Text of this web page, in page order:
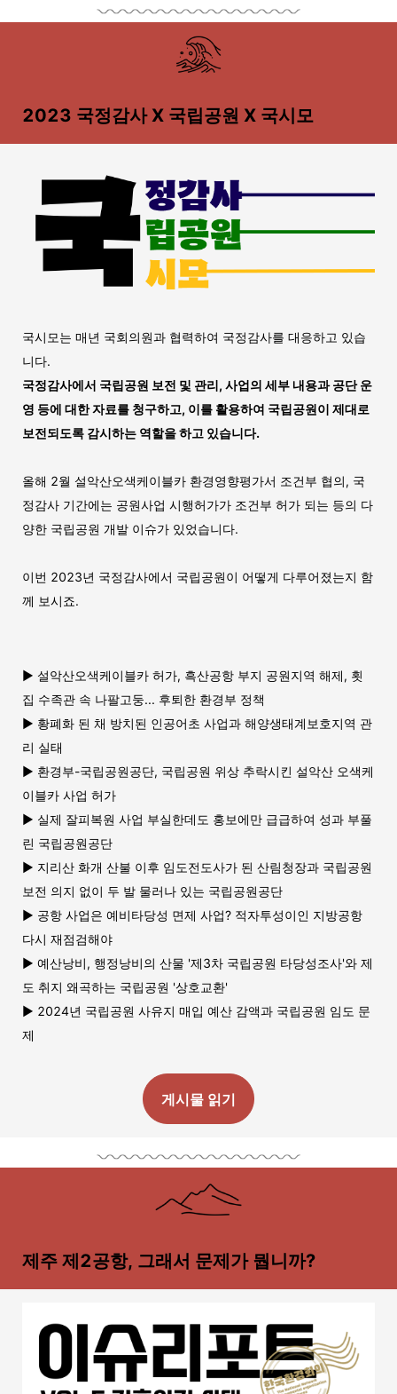
2023 국정감사 X 국립공원 X 국시모
국시모는 매년 국회의원과 협력하여 국정감사를 대응하고 있습
니다.
국정감사에서 국립공원 보전 및 관리, 사업의 세부 내용과 공단 운
영 등에 대한 자료를 청구하고, 이를 활용하여 국립공원이 제대로
보전되도록 감시하는 역할을 하고 있습니다.
올해 2월 설악산오색케이블카 환경영향평가서 조건부 협의, 국
정감사 기간에는 공원사업 시행허가가 조건부 허가 되는 등의 다
양한 국립공원 개발 이슈가 있었습니다.
이번 2023년 국정감사에서 국립공원이 어떻게 다루어졌는지 함
께 보시죠.
▶ 설악산오색케이블카 허가, 흑산공항 부지 공원지역 해제, 횟
집 수족관 속 나팔고둥... 후퇴한 환경부 정책
▶ 황폐화 된 채 방치된 인공어초 사업과 해양생태계보호지역 관
리 실태
▶ 환경부-국립공원공단, 국립공원 위상 추락시킨 설악산 오색케
이블카 사업 허가
▶ 실제 잘피복원 사업 부실한데도 홍보에만 급급하여 성과 부풀
린 국립공원공단
▶ 지리산 화개 산불 이후 임도전도사가 된 산림청장과 국립공원
보전 의지 없이 두 발 물러나 있는 국립공원공단
▶ 공항 사업은 예비타당성 면제 사업? 적자투성이인 지방공항
다시 재점검해야
▶ 예산낭비, 행정낭비의 산물 '제3차 국립공원 타당성조사'와 제
도 취지 왜곡하는 국립공원 '상호교환'
▶ 2024년 국립공원 사유지 매입 예산 감액과 국립공원 임도 문
제
게시물 읽기
제주 제2공항, 그래서 문제가 뭡니까?